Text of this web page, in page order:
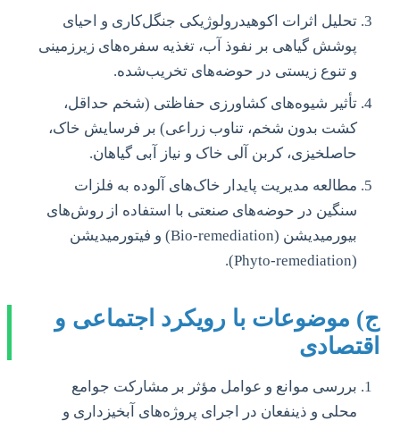
تحلیل اثرات اکوهیدرولوژیکی جنگل‌کاری و احیای
پوشش گیاهی بر نفوذ آب، تغذیه سفره‌های زیرزمینی
و تنوع زیستی در حوضه‌های تخریب‌شده.
تأثیر شیوه‌های کشاورزی حفاظتی (شخم حداقل،
کشت بدون شخم، تناوب زراعی) بر فرسایش خاک،
حاصلخیزی، کربن آلی خاک و نیاز آبی گیاهان.
مطالعه مدیریت پایدار خاک‌های آلوده به فلزات
سنگین در حوضه‌های صنعتی با استفاده از روش‌های
بیورمیدیشن (Bio-remediation) و فیتورمیدیشن
ج) موضوعات با رویکرد اجتماعی و
اقتصادی
بررسی موانع و عوامل مؤثر بر مشارکت جوامع
محلی و ذینفعان در اجرای پروژه‌های آبخیزداری و